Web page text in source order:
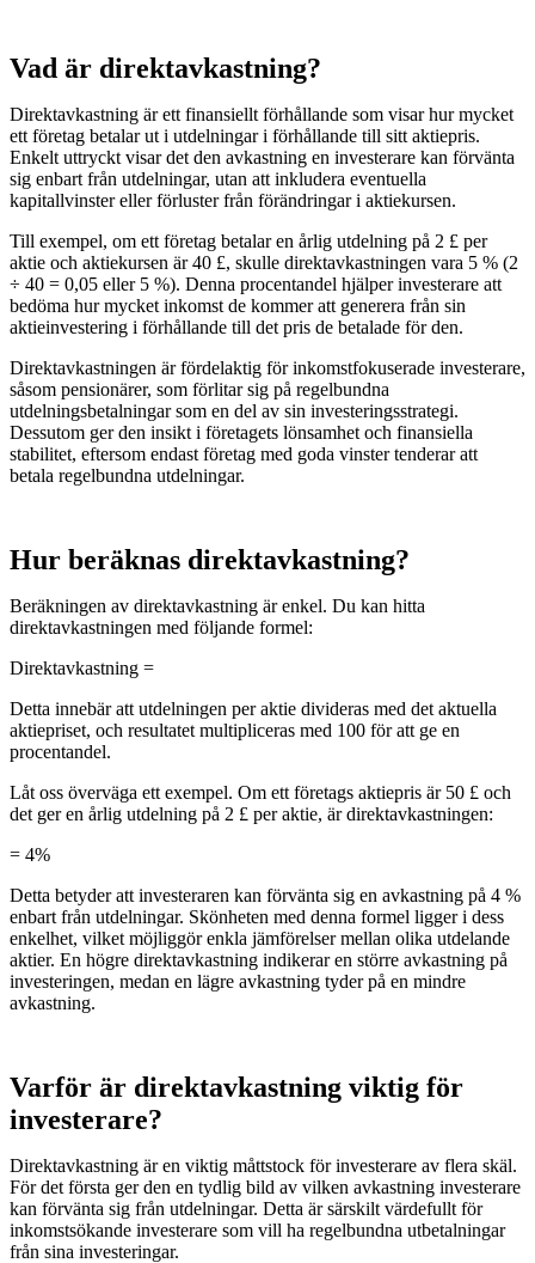
Vad är direktavkastning?
Direktavkastning är ett finansiellt förhållande som visar hur mycket
ett företag betalar ut i utdelningar i förhållande till sitt aktiepris.
Enkelt uttryckt visar det den avkastning en investerare kan förvänta
sig enbart från utdelningar, utan att inkludera eventuella
kapitallvinster eller förluster från förändringar i aktiekursen.
Till exempel, om ett företag betalar en årlig utdelning på 2 £ per
aktie och aktiekursen är 40 £, skulle direktavkastningen vara 5 % (2
÷ 40 = 0,05 eller 5 %). Denna procentandel hjälper investerare att
bedöma hur mycket inkomst de kommer att generera från sin
aktieinvestering i förhållande till det pris de betalade för den.
Direktavkastningen är fördelaktig för inkomstfokuserade investerare,
såsom pensionärer, som förlitar sig på regelbundna
utdelningsbetalningar som en del av sin investeringsstrategi.
Dessutom ger den insikt i företagets lönsamhet och finansiella
stabilitet, eftersom endast företag med goda vinster tenderar att
betala regelbundna utdelningar.
Hur beräknas direktavkastning?
Beräkningen av direktavkastning är enkel. Du kan hitta
direktavkastningen med följande formel:
Direktavkastning =
Detta innebär att utdelningen per aktie divideras med det aktuella
aktiepriset, och resultatet multipliceras med 100 för att ge en
procentandel.
Låt oss överväga ett exempel. Om ett företags aktiepris är 50 £ och
det ger en årlig utdelning på 2 £ per aktie, är direktavkastningen:
= 4%
Detta betyder att investeraren kan förvänta sig en avkastning på 4 %
enbart från utdelningar. Skönheten med denna formel ligger i dess
enkelhet, vilket möjliggör enkla jämförelser mellan olika utdelande
aktier. En högre direktavkastning indikerar en större avkastning på
investeringen, medan en lägre avkastning tyder på en mindre
avkastning.
Varför är direktavkastning viktig för
investerare?
Direktavkastning är en viktig måttstock för investerare av flera skäl.
För det första ger den en tydlig bild av vilken avkastning investerare
kan förvänta sig från utdelningar. Detta är särskilt värdefullt för
inkomstsökande investerare som vill ha regelbundna utbetalningar
från sina investeringar.